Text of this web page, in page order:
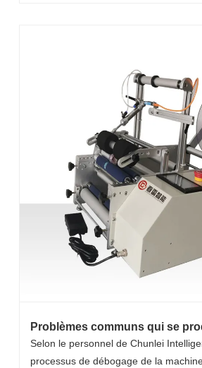
Problèmes communs qui se
travail de la machine à
ronde semi-automatique
Selon le personnel de Chunlei
processus de débogage de la